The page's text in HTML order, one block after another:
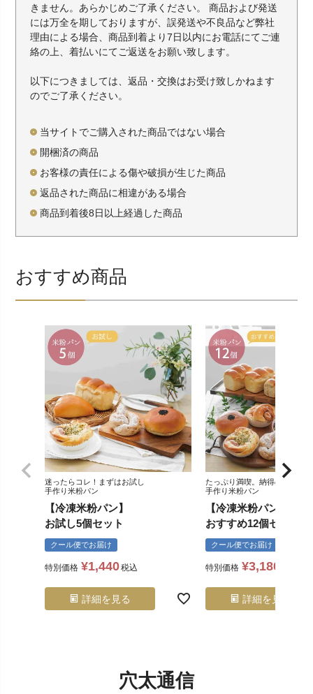
きません。あらかじめご了承ください。 商品および発送
には万全を期しておりますが、誤発送や不良品など弊社
理由による場合、商品到着より7日以内にお電話にてご連
絡の上、着払いにてご返送をお願い致します。
以下につきましては、返品・交換はお受け致しかねます
のでご了承ください。
当サイトでご購入された商品ではない場合
開梱済の商品
お客様の責任による傷や破損が生じた商品
返品された商品に相違がある場合
商品到着後8日以上経過した商品
おすすめ商品
迷ったらコレ！まずはお試し
手作り米粉パン
【冷凍米粉パン】
お試し5個セット
クール便でお届け
特別価格 ¥1,440税込
詳細を見る
たっぷり満喫。納得の１２種
手作り米粉パン
【冷凍米粉パン】
おすすめ12個セット
クール便でお届け
特別価格 ¥3,180
詳細を見る
穴太通信